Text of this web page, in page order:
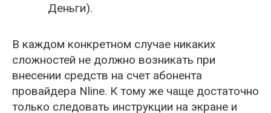
Деньги).
В каждом конкретном случае никаких
сложностей не должно возникать при
внесении средств на счет абонента
провайдера Nline. К тому же чаще достаточно
только следовать инструкции на экране и